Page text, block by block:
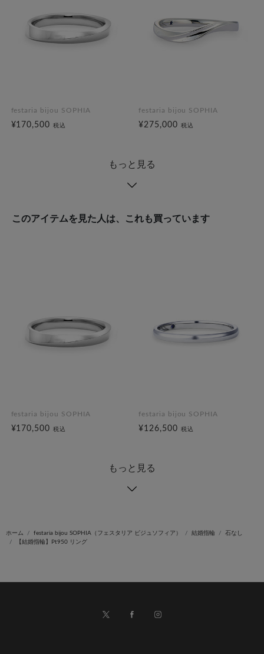
festaria bijou SOPHIA
¥170,500税込
festaria bijou SOPHIA
¥275,000 税込
もっと見る
このアイテムを見た人は、これも買っています
festaria bijou SOPHIA
¥170,500税込
festaria bijou SOPHIA
¥126,500 税込
もっと見る
ホーム festaria bijou SOPHIA（フェスタリア ビジュソフィア） 結婚指輪
石なし
【結婚指輪】Pt950 リング